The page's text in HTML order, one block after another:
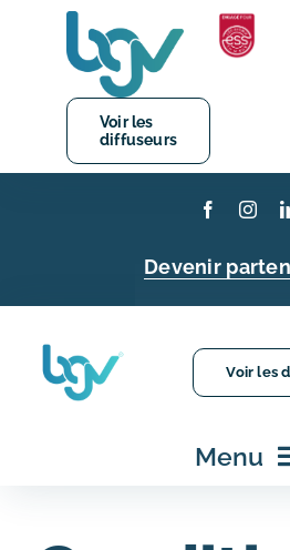
Accueil
FAQ
Voir les
diffuseurs
Devenir
Voir les
Menu